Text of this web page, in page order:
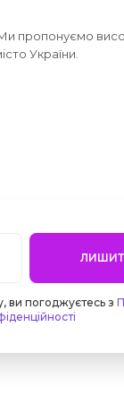
пропонуємо
України.
ви погоджуєтесь з